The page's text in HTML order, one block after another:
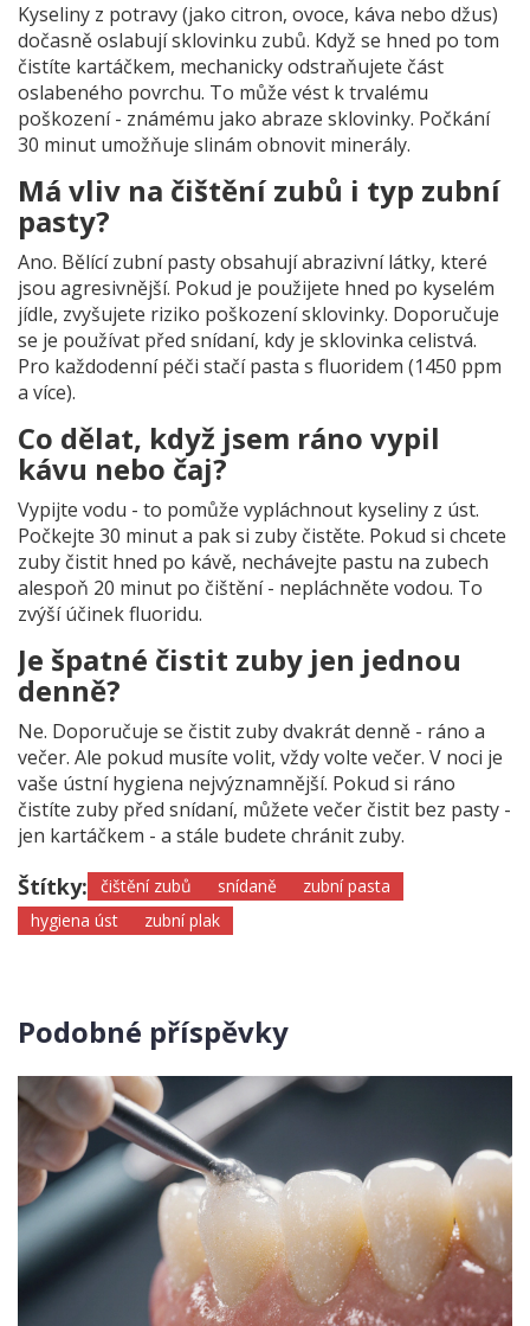
Kyseliny z potravy (jako citron, ovoce, káva nebo džus)
dočasně oslabují sklovinku zubů. Když se hned po tom
čistíte kartáčkem, mechanicky odstraňujete část
oslabeného povrchu. To může vést k trvalému
poškození - známému jako abraze sklovinky. Počkání
30 minut umožňuje slinám obnovit minerály.
Má vliv na čištění zubů i typ zubní
pasty?
Ano. Bělící zubní pasty obsahují abrazivní látky, které
jsou agresivnější. Pokud je použijete hned po kyselém
jídle, zvyšujete riziko poškození sklovinky. Doporučuje
se je používat před snídaní, kdy je sklovinka celistvá.
Pro každodenní péči stačí pasta s fluoridem (1450 ppm
a více).
Co dělat, když jsem ráno vypil
kávu nebo čaj?
Vypijte vodu - to pomůže vypláchnout kyseliny z úst.
Počkejte 30 minut a pak si zuby čistěte. Pokud si chcete
zuby čistit hned po kávě, nechávejte pastu na zubech
alespoň 20 minut po čištění - nepláchněte vodou. To
zvýší účinek fluoridu.
Je špatné čistit zuby jen jednou
denně?
Ne. Doporučuje se čistit zuby dvakrát denně - ráno a
večer. Ale pokud musíte volit, vždy volte večer. V noci je
vaše ústní hygiena nejvýznamnější. Pokud si ráno
čistíte zuby před snídaní, můžete večer čistit bez pasty -
jen kartáčkem - a stále budete chránit zuby.
Štítky: čištění zubů snídaně
zubní pasta
hygiena úst
zubní plak
Podobné příspěvky